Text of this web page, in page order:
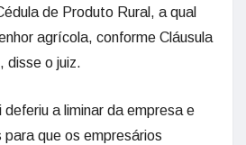
de Produto Rural, a qual
agrícola, conforme Cláusula
disse o juiz.
a liminar da empresa e
que os empresários